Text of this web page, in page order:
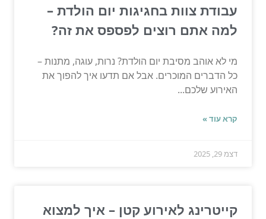
עבודת צוות בחגיגות יום הולדת –
למה אתם רוצים לפספס את זה?
מי לא אוהב מסיבת יום הולדת? נרות, עוגה, מתנות –
כל הדברים המוכרים. אבל אם תדעו איך להפוך את
האירוע שלכם...
קרא עוד »
דצמ 29, 2025
קייטרינג לאירוע קטן – איך למצוא